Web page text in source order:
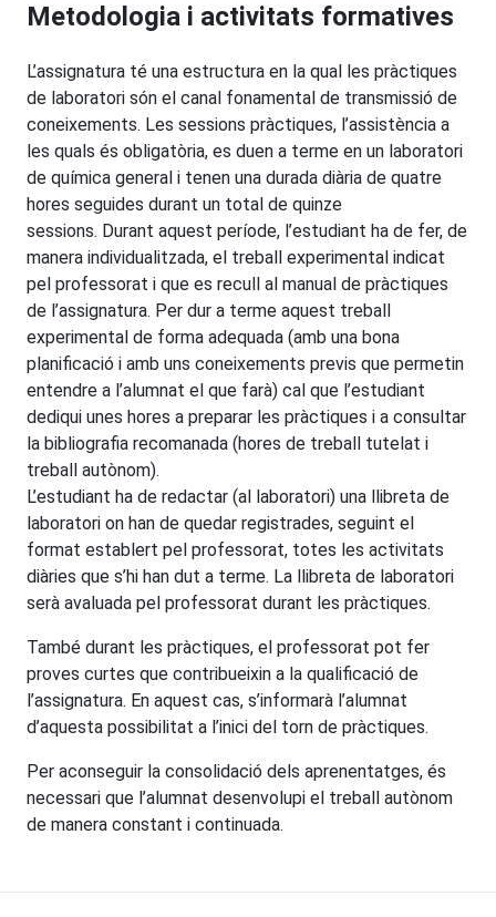
Metodologia i activitats formatives
L’assignatura té una estructura en la qual les pràctiques
de laboratori són el canal fonamental de transmissió de
coneixements. Les sessions pràctiques, l’assistència a
les quals és obligatòria, es duen a terme en un laboratori
de química general i tenen una durada diària de quatre
hores seguides durant un total de quinze
sessions. Durant aquest període, l’estudiant ha de fer, de
manera individualitzada, el treball experimental indicat
pel professorat i que es recull al manual de pràctiques
de l’assignatura. Per dur a terme aquest treball
experimental de forma adequada (amb una bona
planificació i amb uns coneixements previs que permetin
entendre a l’alumnat el que farà) cal que l’estudiant
dediqui unes hores a preparar les pràctiques i a consultar
la bibliografia recomanada (hores de treball tutelat i
treball autònom).
L’estudiant ha de redactar (al laboratori) una llibreta de
laboratori on han de quedar registrades, seguint el
format establert pel professorat, totes les activitats
diàries que s’hi han dut a terme. La llibreta de laboratori
serà avaluada pel professorat durant les pràctiques.
També durant les pràctiques, el professorat pot fer
proves curtes que contribueixin a la qualificació de
l’assignatura. En aquest cas, s’informarà l’alumnat
d’aquesta possibilitat a l’inici del torn de pràctiques.
Per aconseguir la consolidació dels aprenentatges, és
necessari que l’alumnat desenvolupi el treball autònom
de manera constant i continuada.